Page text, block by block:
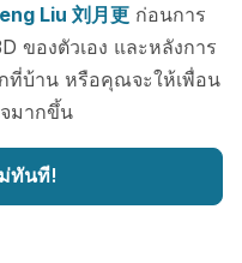
Liu 刘月更 ก่อนการ
ของตัวเอง และหลังการ
ที่บ้าน หรือคุณจะให้เพื่อน
มากขึ้น
ทันที!